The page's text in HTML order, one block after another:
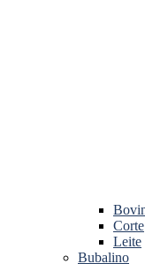
Corte
Leite
Bubalino